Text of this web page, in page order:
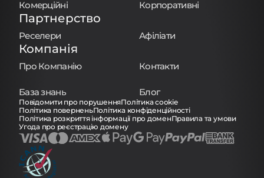
Комерційні Корпоративні
Партнерство
Реселери Афіліати
Компанія
Про Компанію Контакти
База знань Блог
Повідомити про порушенняПолітика cookie
Політика поверненьПолітика конфіденційності
Політика розкриття інформації про доменПравила та умови
Угода про реєстрацію домену